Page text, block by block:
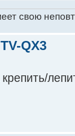
свою
QX3